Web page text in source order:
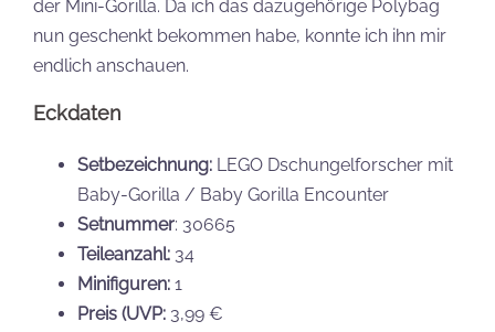
der Mini-Gorilla. Da ich das dazugehörige Polybag
nun geschenkt bekommen habe, konnte ich ihn mir
endlich anschauen.
Eckdaten
Setbezeichnung: LEGO Dschungelforscher mit
Baby-Gorilla / Baby Gorilla Encounter
Setnummer: 30665
Teileanzahl: 34
Minifiguren: 1
Preis (UVP: 3,99 €